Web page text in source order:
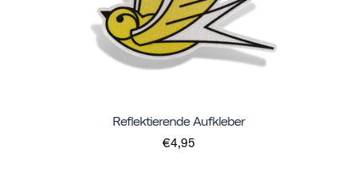
Reflektierende Aufkleber
€4,95